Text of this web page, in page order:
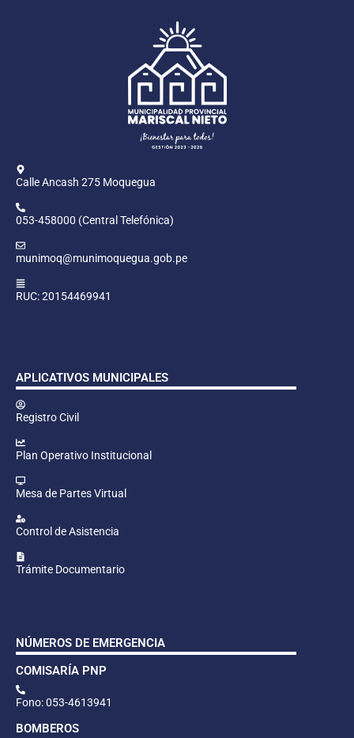
Calle Ancash 275 Moquegua
053-458000 (Central Telefónica)
munimoq@munimoquegua.gob.pe
RUC: 20154469941
APLICATIVOS MUNICIPALES
Registro Civil
Plan Operativo Institucional
Mesa de Partes Virtual
Control de Asistencia
Trámite Documentario
NÚMEROS DE EMERGENCIA
COMISARÍA PNP
Fono: 053-4613941
BOMBEROS